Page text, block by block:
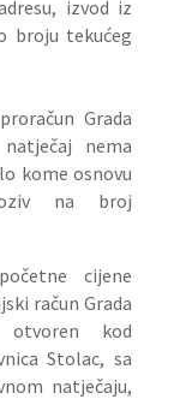
izvod iz
broju tekućeg
Grada
nema
kome osnovu
na broj
cijene
račun Grada
otvoren kod
Stolac, sa
natječaju,